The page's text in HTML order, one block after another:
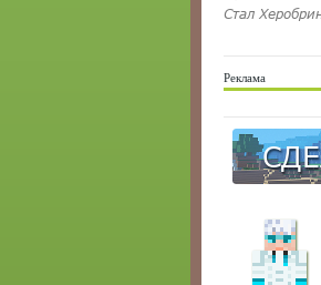
Стал
Реклама